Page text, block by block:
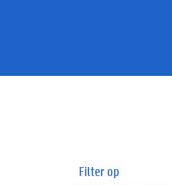
Filter op